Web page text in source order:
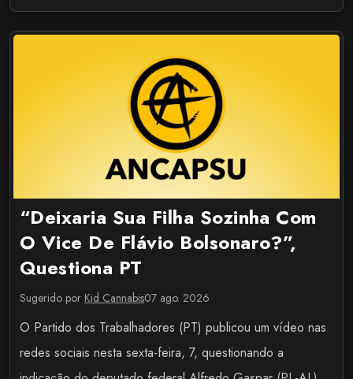
“Deixaria Sua Filha Sozinha Com
O Vice De Flávio Bolsonaro?”,
Questiona PT
Sugerido por Kid Cannabis07 ago. 2026
O Partido dos Trabalhadores (PT) publicou um vídeo nas
redes sociais nesta sexta-feira, 7, questionando a